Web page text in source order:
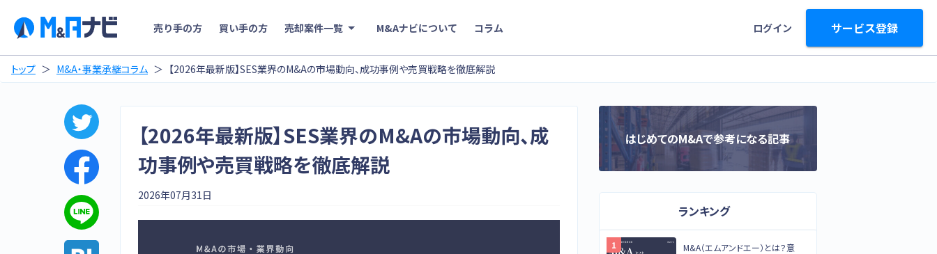
売り手の方 買い手の方 売却案件一覧 M&Aナビについて コラム ログイン サービス登録
トップ M&A・事業承継コラム 【2026年最新版】SES業界のM&Aの市場動向、成功事例や売買戦略を徹底解説
【2026年最新版】SES業界のM&Aの市場動向、成
功事例や売買戦略を徹底解説
2026年07月31日
はじめてのM&Aで参考になる記事
ランキング
M&A（エムアンドエー）とは？意